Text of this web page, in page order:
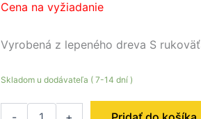
Cena na vyžiadanie
Vyrobená z lepeného dreva S
Skladom u dodávateľa ( 7-14 dní )